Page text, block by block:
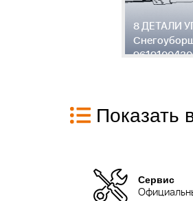
8 ДЕТАЛИ
Показать
Сервис